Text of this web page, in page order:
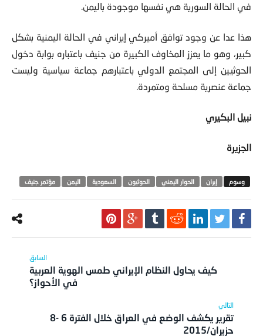
في الحالة السورية هي نفسها موجودة باليمن.
هذا عدا عن وجود توافق أميركي إيراني في الحالة اليمنية بشكل
كبير، وهو ما يعزز المخاوف الكبيرة من جنيف باعتباره بوابة دخول
الحوثيين إلى المجتمع الدولي باعتبارهم جماعة سياسية وليست
جماعة عنصرية مسلحة ومتمردة.
نبيل البكيري
الجزيرة
إيران الحوار اليمني الحوثيون السعودية اليمن مؤتمر جنيف
كيف يحاول النظام الإيراني طمس الهوية العربية
في الأحواز؟
تقرير يكشف الوضع في العراق خلال الفترة 6 -8
حزيران/2015